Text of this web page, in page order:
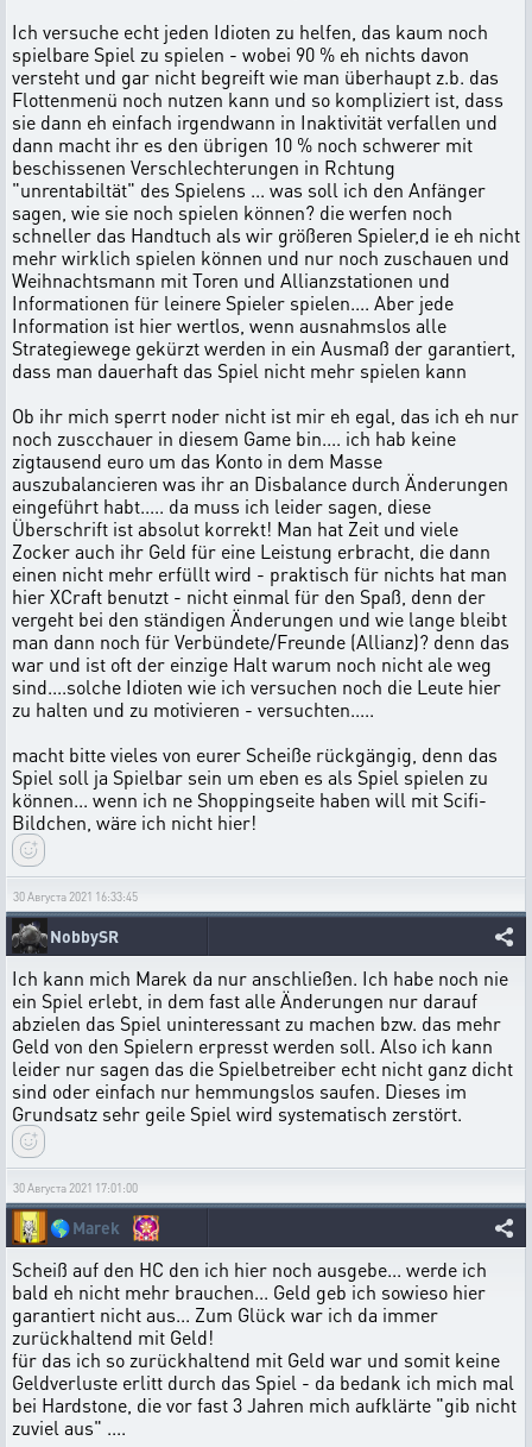
Ich versuche echt jeden Idioten zu helfen, das kaum noch
spielbare Spiel zu spielen - wobei 90 % eh nichts davon
versteht und gar nicht begreift wie man überhaupt z.b. das
Flottenmenü noch nutzen kann und so kompliziert ist, dass
sie dann eh einfach irgendwann in Inaktivität verfallen und
dann macht ihr es den übrigen 10 % noch schwerer mit
beschissenen Verschlechterungen in Rchtung
"unrentabiltät" des Spielens ... was soll ich den Anfänger
sagen, wie sie noch spielen können? die werfen noch
schneller das Handtuch als wir größeren Spieler,d ie eh nicht
mehr wirklich spielen können und nur noch zuschauen und
Weihnachtsmann mit Toren und Allianzstationen und
Informationen für leinere Spieler spielen.... Aber jede
Information ist hier wertlos, wenn ausnahmslos alle
Strategiewege gekürzt werden in ein Ausmaß der garantiert,
dass man dauerhaft das Spiel nicht mehr spielen kann
Ob ihr mich sperrt noder nicht ist mir eh egal, das ich eh nur
noch zuscchauer in diesem Game bin.... ich hab keine
zigtausend euro um das Konto in dem Masse
auszubalancieren was ihr an Disbalance durch Änderungen
eingeführt habt..... da muss ich leider sagen, diese
Überschrift ist absolut korrekt! Man hat Zeit und viele
Zocker auch ihr Geld für eine Leistung erbracht, die dann
einen nicht mehr erfüllt wird - praktisch für nichts hat man
hier XCraft benutzt - nicht einmal für den Spaß, denn der
vergeht bei den ständigen Änderungen und wie lange bleibt
man dann noch für Verbündete/Freunde (Allianz)? denn das
war und ist oft der einzige Halt warum noch nicht ale weg
sind....solche Idioten wie ich versuchen noch die Leute hier
zu halten und zu motivieren - versuchten.....
macht bitte vieles von eurer Scheiße rückgängig, denn das
Spiel soll ja Spielbar sein um eben es als Spiel spielen zu
können... wenn ich ne Shoppingseite haben will mit Scifi-
Bildchen, wäre ich nicht hier!
30 Августа 2021 16:33:45
NobbySR
Ich kann mich Marek da nur anschließen. Ich habe noch nie
ein Spiel erlebt, in dem fast alle Änderungen nur darauf
abzielen das Spiel uninteressant zu machen bzw. das mehr
Geld von den Spielern erpresst werden soll. Also ich kann
leider nur sagen das die Spielbetreiber echt nicht ganz dicht
sind oder einfach nur hemmungslos saufen. Dieses im
Grundsatz sehr geile Spiel wird systematisch zerstört.
30 Августа 2021 17:01:00
🌎Marek
Scheiß auf den HC den ich hier noch ausgebe... werde ich
bald eh nicht mehr brauchen... Geld geb ich sowieso hier
garantiert nicht aus... Zum Glück war ich da immer
zurückhaltend mit Geld!
für das ich so zurückhaltend mit Geld war und somit keine
Geldverluste erlitt durch das Spiel - da bedank ich mich mal
bei Hardstone, die vor fast 3 Jahren mich aufklärte "gib nicht
zuviel aus" ....